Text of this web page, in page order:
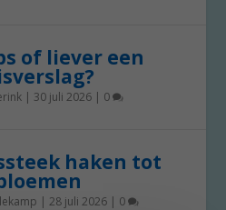
of liever een
| 30 juli 2026 | 0
haken tot
|28 juli 2026 | 0